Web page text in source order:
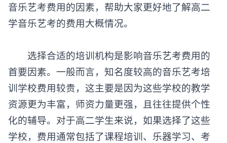
音乐艺考费用的因素，帮助大家更好地了解高二
学音乐艺考的费用大概情况。
选择合适的培训机构是影响音乐艺考费用的
首要因素。一般而言，知名度较高的音乐艺考培
训学校费用较贵，这主要是因为这些学校的教学
资源更为丰富，师资力量更强，且往往提供个性
化的辅导。对于高二学生来说，如果选择了这些
学校，费用通常包括了课程培训、乐器学习、考